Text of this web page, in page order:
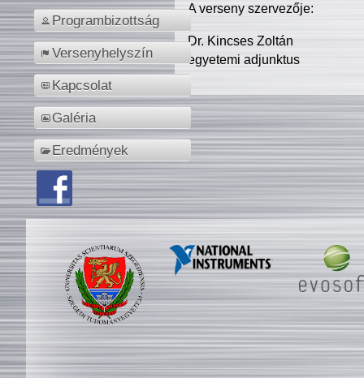
Programbizottság
Versenyhelyszín
Kapcsolat
Galéria
Eredmények
A verseny szervezője:
Dr. Kincses Zoltán
egyetemi adjunktus